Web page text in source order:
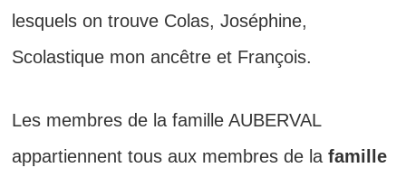
lesquels on trouve Colas, Joséphine,
Scolastique mon ancêtre et François.
Les membres de la famille AUBERVAL
appartiennent tous aux membres de lafamille